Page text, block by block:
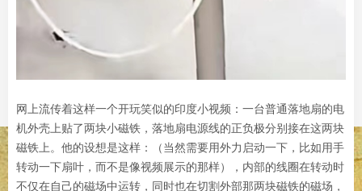
网上流传着这样一个开玩笑似的印度小视频：一台普通落地扇的电
机外壳上贴了两块小磁铁，落地扇电源线的正负极分别接在这两块
磁铁上。他的设想是这样：（当然需要用外力启动一下，比如用手
转动一下扇叶，而不是像视频展示的那样），内部的线圈在转动时
不仅在自己的磁场中运转，同时也在切割外部那两块磁铁的磁场，